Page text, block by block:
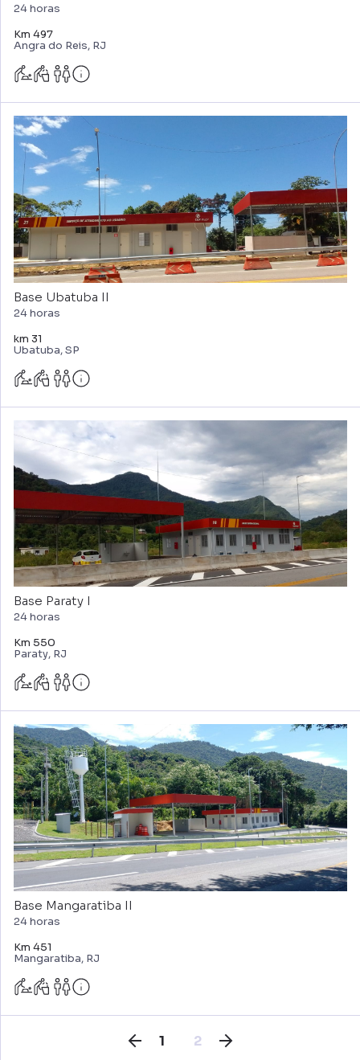
24 horas
Km 497
Angra do Reis, RJ
Base Ubatuba II
24 horas
km 31
Ubatuba, SP
Base Paraty I
24 horas
Km 550
Paraty, RJ
Base Mangaratiba II
24 horas
Km 451
Mangaratiba, RJ
1 2